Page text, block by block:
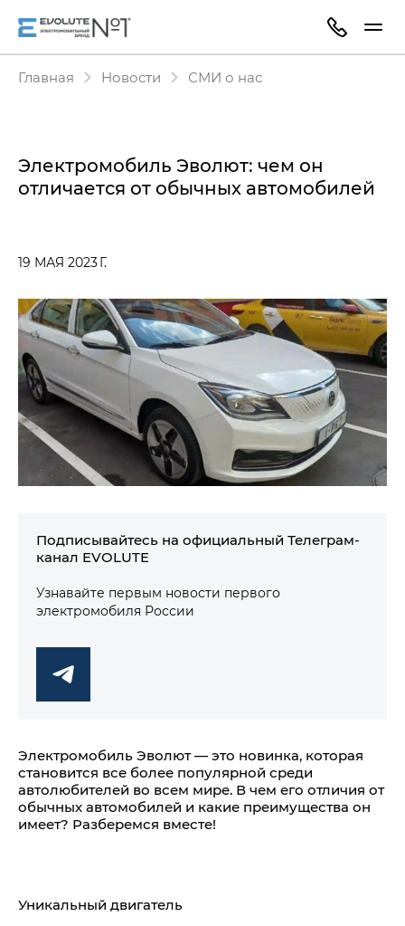
Главная Новости СМИ о нас
Электромобиль Эволют: чем он
отличается от обычных автомобилей
19 МАЯ 2023 Г.
Подписывайтесь на официальный Телеграм-
канал EVOLUTE
Узнавайте первым новости первого
электромобиля России
Электромобиль Эволют — это новинка, которая
становится все более популярной среди
автолюбителей во всем мире. В чем его отличия от
обычных автомобилей и какие преимущества он
имеет? Разберемся вместе!
Уникальный двигатель